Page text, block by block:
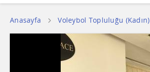
Anasayfa Voleybol Topluluğu (Kadın)